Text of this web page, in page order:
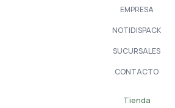
EMPRESA
NOTIDISPACK
SUCURSALES
CONTACTO
Tienda